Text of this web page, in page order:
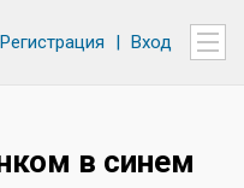
Регистрация | Вход
в синем